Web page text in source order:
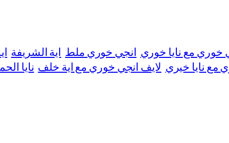
خوري مع نايا خوري انجي خوري ملط اية الشريفة
مع نايا خيري لايف انجي خوري مع اية خلف نايا